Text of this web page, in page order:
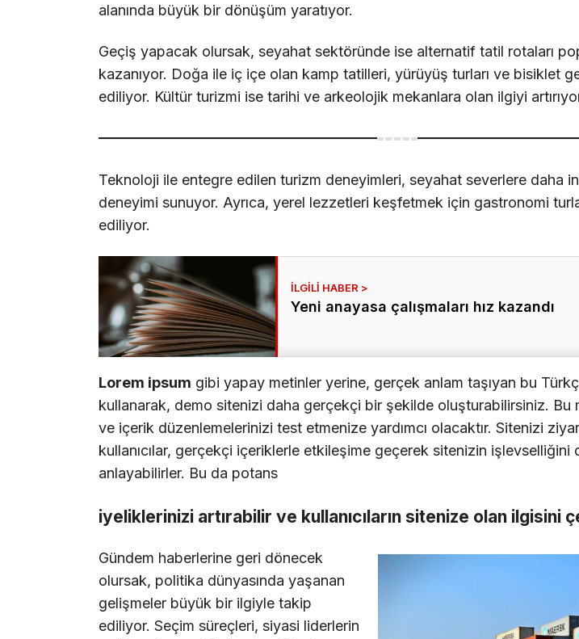
alanında büyük bir dönüşüm yaratıyor.
Geçiş yapacak olursak, seyahat sektöründe ise alternatif tatil rotaları
kazanıyor. Doğa ile iç içe olan kamp tatilleri, yürüyüş turları ve bisiklet
ediliyor. Kültür turizmi ise tarihi ve arkeolojik mekanlara olan ilgiyi
Teknoloji ile entegre edilen turizm deneyimleri, seyahat severlere daha
deneyimi sunuyor. Ayrıca, yerel lezzetleri keşfetmek için gastronomi
ediliyor.
Yeni anayasa çalışmaları hız kazandı
Lorem ipsum gibi yapay metinler yerine, gerçek anlam taşıyan bu
kullanarak, demo sitenizi daha gerçekçi bir şekilde oluşturabilirsiniz. Bu
ve içerik düzenlemelerinizi test etmenize yardımcı olacaktır. Sitenizi
kullanıcılar, gerçekçi içeriklerle etkileşime geçerek sitenizin işlevselliğini
anlayabilirler. Bu da potans
iyeliklerinizi artırabilir ve kullanıcıların sitenize olan ilgisini
Gündem haberlerine geri dönecek
olursak, politika dünyasında yaşanan
gelişmeler büyük bir ilgiyle takip
ediliyor. Seçim süreçleri, siyasi liderlerin